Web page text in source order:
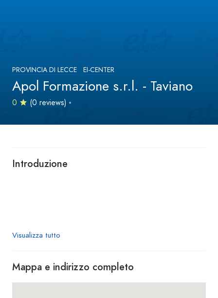
PROVINCIA DI LECCE EI-CENTER
Apol Formazione s.r.l. - Taviano
0 (0 reviews)
Introduzione
Visualizza tutto
Mappa e indirizzo completo